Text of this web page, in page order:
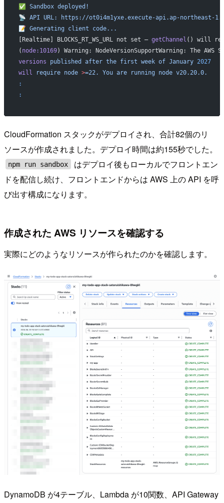
✅ Sandbox deployed!
📡 API URL:
https://ot0i4m1yxe.execute-api.ap-northeast-
📝 Generating client code...
[Realtime] BLOCKS_RT_WS_URL not set — getChannel () will
( node:10169) Warning: NodeVersionSupportWarning: The AWS
versions published after the first week of January 2027
will require node >=22. You are running node v20.20.0.
:
:
CloudFormation スタックがデプロイされ、合計82個のリ
ソースが作成されました。デプロイ時間は約155秒でした。
npm run sandbox
はデプロイ後もローカルでフロントエン
ドを配信し続け、フロントエンドからは AWS 上の API を呼
び出す構成になります。
作成された AWS リソースを確認する
実際にどのようなリソースが作られたのかを確認します。
DynamoDB が4テーブル、Lambda が10関数、API Gateway